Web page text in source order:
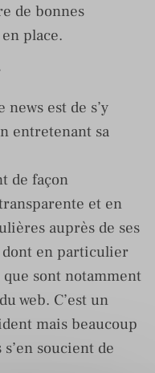
de bonnes
place.
est de s’y
entretenant sa
de façon
et en
auprès de ses
en particulier
sont notamment
web. C’est un
mais beaucoup
soucient de